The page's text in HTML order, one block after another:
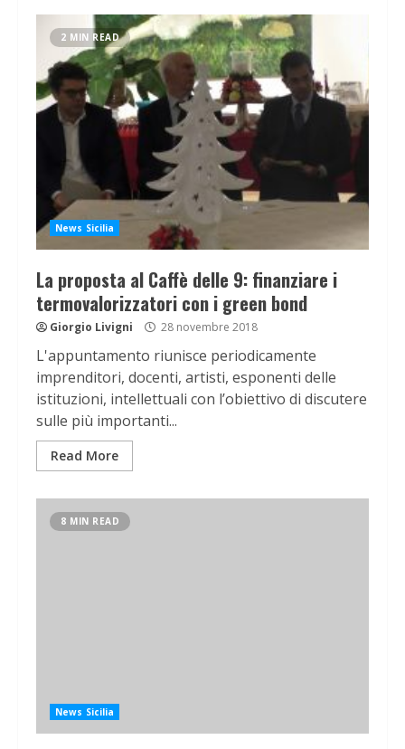
2 MIN READ
News Sicilia
La proposta al Caffè delle 9: finanziare i
termovalorizzatori con i green bond
Giorgio Livigni 28 novembre 2018
L'appuntamento riunisce periodicamente
imprenditori, docenti, artisti, esponenti delle
istituzioni, intellettuali con l’obiettivo di discutere
sulle più importanti...
Read More
8 MIN READ
News Sicilia